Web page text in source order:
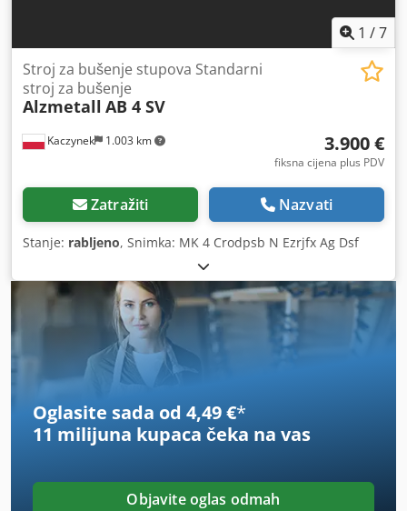
1 /7
Kaczynek 1.003 km
Stroj za bušenje stupova Standarni
stroj za bušenje
Alzmetall AB 4 SV
3.900 €
fiksna cijena plus PDV
Zatražiti Nazvati
Stanje: rabljeno, Snimka: MK 4 Crodpsb N Ezrjfx Ag Dsf
Oglasite sada od 4,49 €*
11 milijuna kupaca čeka na vas
Objavite oglas odmah